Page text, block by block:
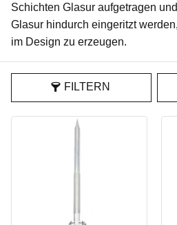
Schichten Glasur aufgetragen
Glasur hindurch eingeritzt
im Design zu erzeugen.
FILTERN